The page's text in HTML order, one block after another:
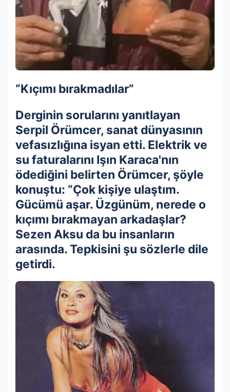
“Kıçımı bırakmadılar”
Derginin sorularını yanıtlayan
Serpil Örümcer, sanat dünyasının
vefasızlığına isyan etti. Elektrik ve
su faturalarını Işın Karaca'nın
ödediğini belirten Örümcer, şöyle
konuştu: “Çok kişiye ulaştım.
Gücümü aşar. Üzgünüm, nerede o
kıçımı bırakmayan arkadaşlar?
Sezen Aksu da bu insanların
arasında. Tepkisini şu sözlerle dile
getirdi.